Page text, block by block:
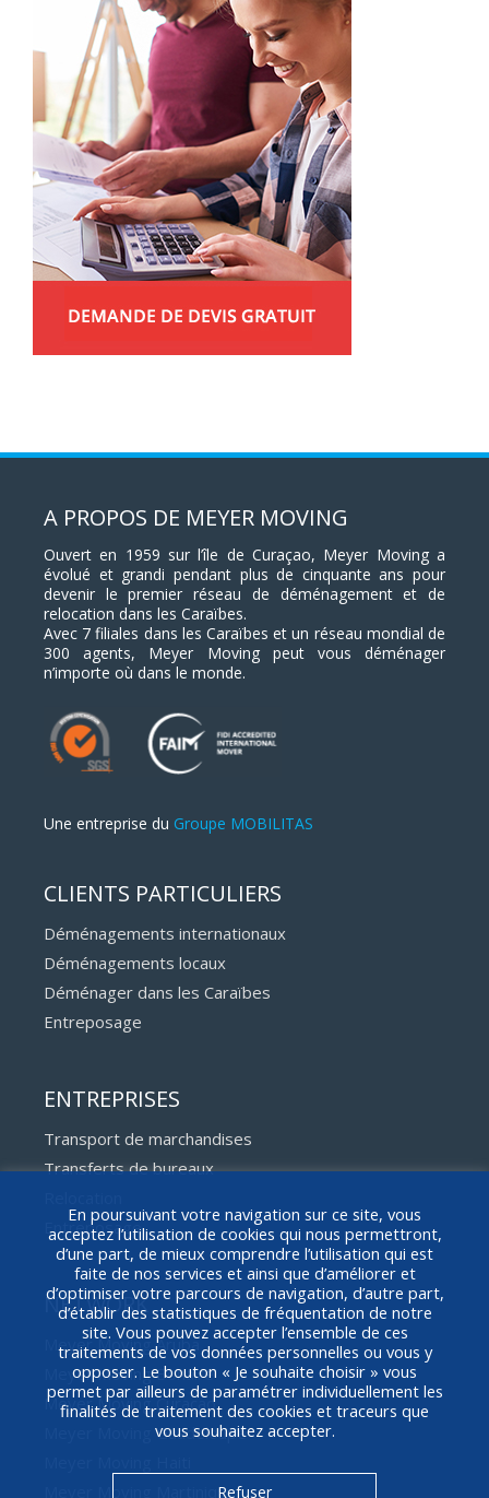
A PROPOS DE MEYER MOVING
Ouvert en 1959 sur l’île de Curaçao, Meyer Moving a
évolué et grandi pendant plus de cinquante ans pour
devenir le premier réseau de déménagement et de
relocation dans les Caraïbes.
Avec 7 filiales dans les Caraïbes et un réseau mondial de
300 agents, Meyer Moving peut vous déménager
n’importe où dans le monde.
Une entreprise du Groupe MOBILITAS
CLIENTS PARTICULIERS
Déménagements internationaux
Déménagements locaux
Déménager dans les Caraïbes
Entreposage
ENTREPRISES
Transport de marchandises
Transferts de bureaux
Entreposage
NETWORK
Meyer Moving Aruba
Meyer Moving Bonaire
Meyer Moving Curaçao
Meyer Moving Guadeloupe
Meyer Moving Martinique
En poursuivant votre navigation sur ce site, vous
acceptez l’utilisation de cookies qui nous permettront,
d’une part, de mieux comprendre l’utilisation qui est
faite de nos services et ainsi que d’améliorer et
d’optimiser votre parcours de navigation, d’autre part,
d’établir des statistiques de fréquentation de notre
site. Vous pouvez accepter l’ensemble de ces
traitements de vos données personnelles ou vous y
opposer. Le bouton « Je souhaite choisir » vous
permet par ailleurs de paramétrer individuellement les
finalités de traitement des cookies et traceurs que
vous souhaitez accepter.
Refuser